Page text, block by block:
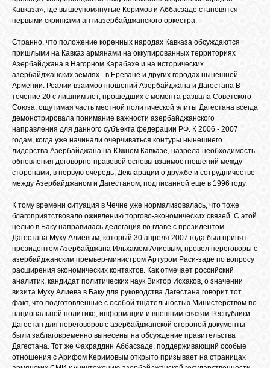
Кавказа», где вышеупомянутые Керимов и Аббасзаде становятся
первыми скрипками антиазербайджанского оркестра.
Странно, что положение коренных народах Кавказа обсуждаются
пришлыми на Кавказ армянами на оккупированных территориях
Азербайджана в Нагорном Карабахе и на исторических
азербайджанских землях - в Ереване и других городах нынешней
Армении. Реалии взаимоотношений Азербайджана и Дагестана В
течение 20 с лишним лет, прошедших с момента развала Советского
Союза, ощутимая часть местной политической элиты Дагестана всегда
демонстрировала понимание важности азербайджанского
направления для данного субъекта федерации РФ. К 2006 - 2007
годам, когда уже начинали очерчиваться контуры нынешнего
лидерства Азербайджана на Южном Кавказе, назрела необходимость
обновления договорно-правовой основы взаимоотношений между
сторонами, в первую очередь, Декларации о дружбе и сотрудничестве
между Азербайджаном и Дагестаном, подписанной еще в 1996 году.
К тому времени ситуация в Чечне уже нормализовалась, что тоже
благоприятствовало оживлению торгово-экономических связей. С этой
целью в Баку направилась делегация во главе с президентом
Дагестана Муху Алиевым, который 30 апреля 2007 года был принят
президентом Азербайджана Ильхамом Алиевым, провел переговоры с
азербайджанским премьер-министром Артуром Раси-заде по вопросу
расширения экономических контактов. Как отмечает российский
аналитик, кандидат политических наук Виктор Исхаков, о значении
визита Муху Алиева в Баку для руководства Дагестана говорит тот
факт, что подготовленные с особой тщательностью Министерством по
национальной политике, информации и внешним связям Республики
Дагестан для переговоров с азербайджанской стороной документы
были заблаговременно вынесены на обсуждение правительства
Дагестана. Тот же Фахраддин Аббасзаде, поддерживающий особые
отношения с Арифом Керимовым открыто призывает на страницах